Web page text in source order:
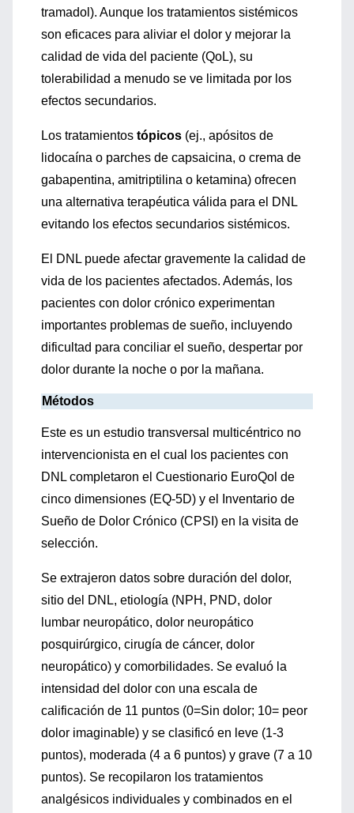
tramadol). Aunque los tratamientos sistémicos
son eficaces para aliviar el dolor y mejorar la
calidad de vida del paciente (QoL), su
tolerabilidad a menudo se ve limitada por los
efectos secundarios.
Los tratamientos tópicos (ej., apósitos de
lidocaína o parches de capsaicina, o crema de
gabapentina, amitriptilina o ketamina) ofrecen
una alternativa terapéutica válida para el DNL
evitando los efectos secundarios sistémicos.
El DNL puede afectar gravemente la calidad de
vida de los pacientes afectados. Además, los
pacientes con dolor crónico experimentan
importantes problemas de sueño, incluyendo
dificultad para conciliar el sueño, despertar por
dolor durante la noche o por la mañana.
Métodos
Este es un estudio transversal multicéntrico no
intervencionista en el cual los pacientes con
DNL completaron el Cuestionario EuroQol de
cinco dimensiones (EQ-5D) y el Inventario de
Sueño de Dolor Crónico (CPSI) en la visita de
selección.
Se extrajeron datos sobre duración del dolor,
sitio del DNL, etiología (NPH, PND, dolor
lumbar neuropático, dolor neuropático
posquirúrgico, cirugía de cáncer, dolor
neuropático) y comorbilidades. Se evaluó la
intensidad del dolor con una escala de
calificación de 11 puntos (0=Sin dolor; 10= peor
dolor imaginable) y se clasificó en leve (1-3
puntos), moderada (4 a 6 puntos) y grave (7 a 10
puntos). Se recopilaron los tratamientos
analgésicos individuales y combinados en el